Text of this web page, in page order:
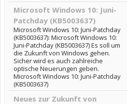
Microsoft Windows 10: Juni-
Patchday (KB5003637)
Microsoft Windows 10: Juni-Patchday
(KB5003637): Microsoft Windows 10:
Juni-Patchday (KB5003637) Es soll um
die Zukunft von Windows gehen.
Sicher wird es auch zahlreiche
optische Neuerungen geben.
Microsoft Windows 10: Juni-Patchday
(KB5003637)
Neues zur Zukunft von